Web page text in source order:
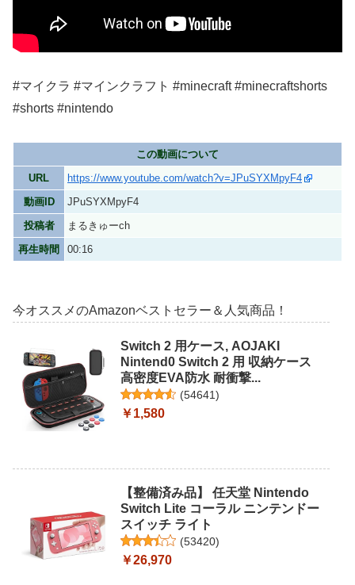
#マイクラ #マインクラフト #minecraft #minecraftshorts
#shorts #nintendo
この動画について
URL
https://www.youtube.com/watch?v=JPuSYXMpyF4
動画ID
JPuSYXMpyF4
投稿者
まるきゅーch
再生時間
00:16
今オススメのAmazonベストセラー＆人気商品！
Switch 2 用ケース, AOJAKI
Nintend0 Switch 2 用 収納ケース
高密度EVA防水 耐衝撃...
(54641)
￥1,580
【整備済み品】 任天堂 Nintendo
Switch Lite コーラル ニンテンドー
スイッチ ライト
(53420)
￥26,970